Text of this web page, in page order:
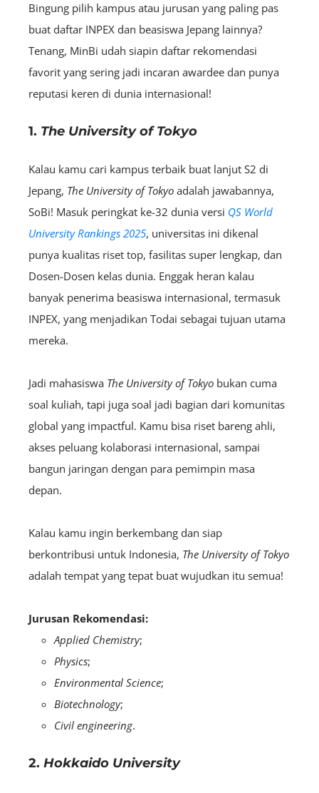
Bingung pilih kampus atau jurusan yang paling pas
buat daftar INPEX dan beasiswa Jepang lainnya?
Tenang, MinBi udah siapin daftar rekomendasi
favorit yang sering jadi incaran awardee dan punya
reputasi keren di dunia internasional!
1. The University of Tokyo
Kalau kamu cari kampus terbaik buat lanjut S2 di
Jepang, The University of Tokyo adalah jawabannya,
SoBi! Masuk peringkat ke-32 dunia versi QS World
University Rankings 2025, universitas ini dikenal
punya kualitas riset top, fasilitas super lengkap, dan
Dosen-Dosen kelas dunia. Enggak heran kalau
banyak penerima beasiswa internasional, termasuk
INPEX, yang menjadikan Todai sebagai tujuan utama
mereka.
Jadi mahasiswa The University of Tokyo bukan cuma
soal kuliah, tapi juga soal jadi bagian dari komunitas
global yang impactful. Kamu bisa riset bareng ahli,
akses peluang kolaborasi internasional, sampai
bangun jaringan dengan para pemimpin masa
depan.
Kalau kamu ingin berkembang dan siap
berkontribusi untuk Indonesia, The University of Tokyo
adalah tempat yang tepat buat wujudkan itu semua!
Jurusan Rekomendasi:
Applied Chemistry;
Physics;
Environmental Science;
Biotechnology;
Civil engineering.
2. Hokkaido University